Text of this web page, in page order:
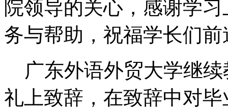
院领导的关心，感谢学
务与帮助，祝福学长们
广东外语外贸大学继续
礼上致辞，在致辞中对